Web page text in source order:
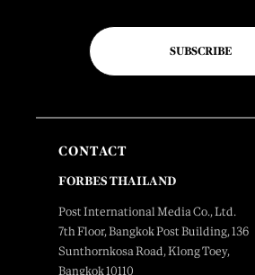
SUBSCRIBE
CONTACT
FORBES THAILAND
Post International Media Co., Ltd.
7th Floor, Bangkok Post Building, 136
Sunthornkosa Road, Klong Toey,
Bangkok 10110